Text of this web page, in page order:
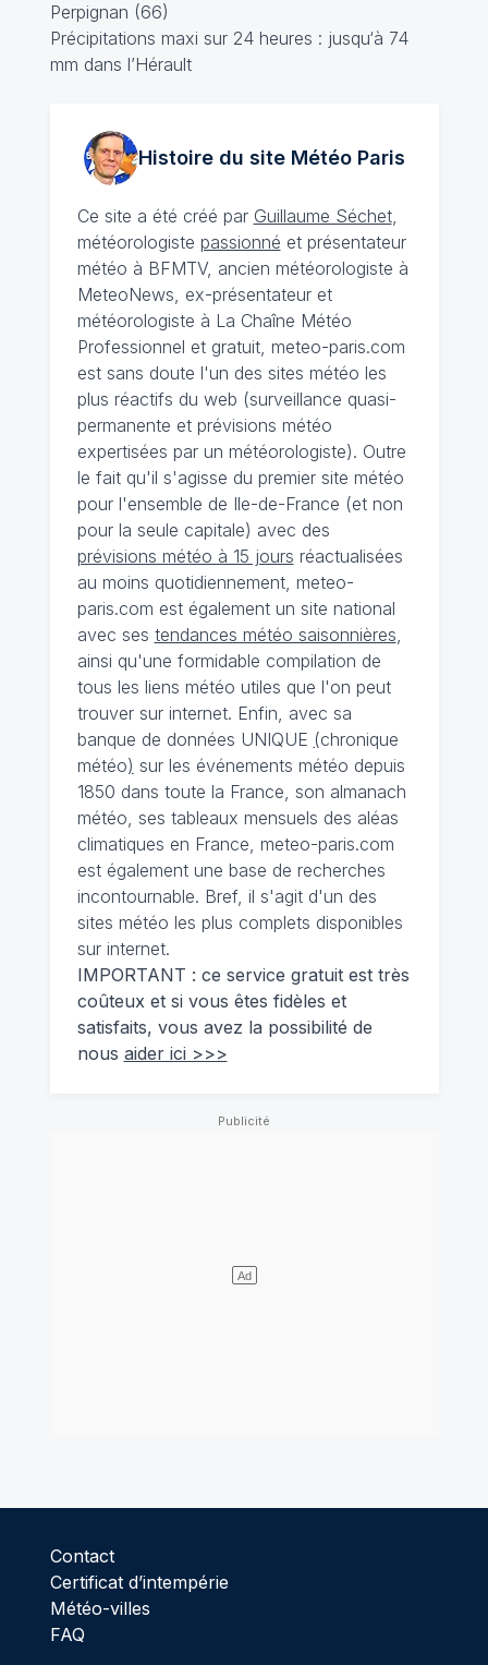
Perpignan (66)
Précipitations maxi sur 24 heures : jusqu‘à 74
mm dans l’Hérault
Histoire du site MétéoParis
Ce site a été créé par Guillaume Séchet,
météorologiste passionné et présentateur
météo à BFMTV, ancien météorologiste à
MeteoNews, ex-présentateur et
météorologiste à La Chaîne Météo
Professionnel et gratuit, meteo-paris.com
est sans doute l'un des sites météo les
plus réactifs du web (surveillance quasi-
permanente et prévisions météo
expertisées par un météorologiste). Outre
le fait qu'il s'agisse du premier site météo
pour l'ensemble de Ile-de-France (et non
pour la seule capitale) avec des
prévisions météo à 15 jours réactualisées
au moins quotidiennement, meteo-
paris.com est également un site national
avec ses tendances météo saisonnières,
ainsi qu'une formidable compilation de
tous les liens météo utiles que l'on peut
trouver sur internet. Enfin, avec sa
banque de données UNIQUE (chronique
météo) sur les événements météo depuis
1850 dans toute la France, son almanach
météo, ses tableaux mensuels des aléas
climatiques en France, meteo-paris.com
est également une base de recherches
incontournable. Bref, il s'agit d'un des
sites météo les plus complets disponibles
sur internet.
IMPORTANT : ce service gratuit est très
coûteux et si vous êtes fidèles et
satisfaits, vous avez la possibilité de
nous aider ici >>>
Contact
Certificat d’intempérie
Météo-villes
FAQ